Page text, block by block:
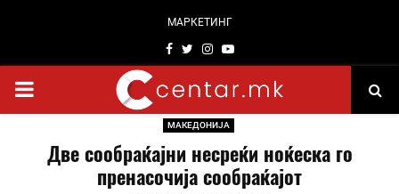
МАРКЕТИНГ
Facebook
TwitterInstagram
Youtube
PRIMARY
МАКЕДОНИЈА
Две сообраќајни несреќи ноќеска го
пренасочија сообраќајот